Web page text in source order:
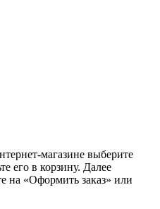
магазине выберите
его в корзину. Далее
на «Оформить заказ» или